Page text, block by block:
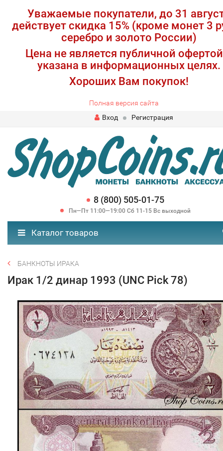
Уважаемые покупатели, до 31
действует скидка 15% (кроме монет 3
серебро и золото России)
Цена не является публичной
указана в информационных целях.
Хороших Вам покупок!
Полная версия сайта
Вход
Регистрация
8 (800) 505-01-75
Пн—Пт 11:00—19:00 Сб 11-15 Вс выходной
Каталог товаров
БАНКНОТЫ ИРАКА
Ирак 1/2 динар 1993 (UNC Pick 78)